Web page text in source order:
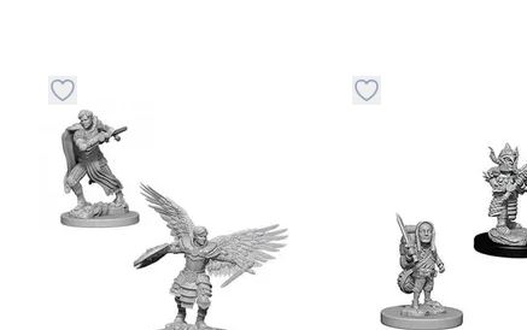
Dugme za dodavanje stvari u kategoriju omiljeno
Dugme za